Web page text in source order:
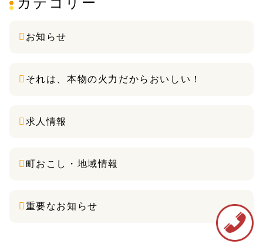
お知らせ
それは、本物の火力だからおいしい！
求人情報
町おこし・地域情報
重要なお知らせ